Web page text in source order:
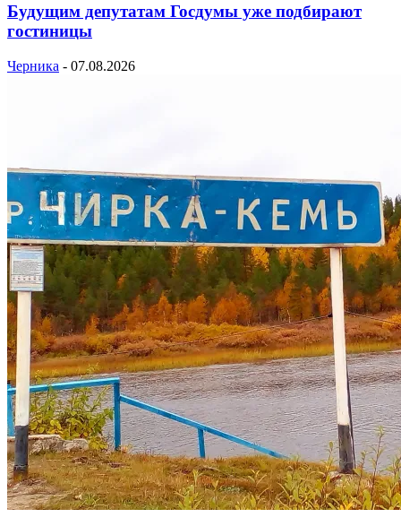
Будущим депутатам Госдумы уже подбирают
гостиницы
Черника - 07.08.2026